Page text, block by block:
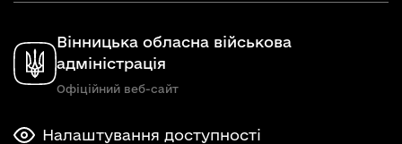
Вінницька обласна військова
адміністрація
Офіційний веб-сайт
Налаштування доступності